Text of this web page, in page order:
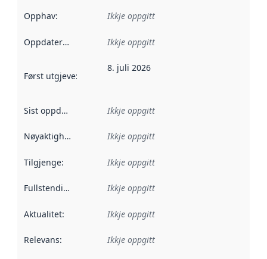
Opphav: Ikkje oppgitt
Oppdateringsfrekvens :
Ikkje oppgitt
Først utgjeve: Denne datoen seier når dataa i dette
8. juli 2026
Sist oppdatert Ikkje oppgitt
Nøyaktigheit Ikkje oppgitt
Tilgjenge: Ikkje oppgitt
Fullstendigheit Ikkje oppgitt
Aktualitet: Ikkje oppgitt
Relevans: Ikkje oppgitt